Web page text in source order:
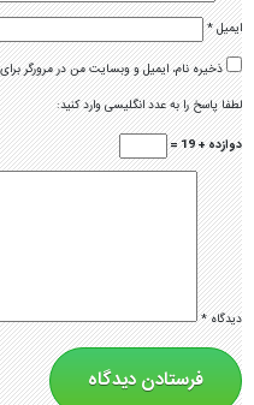
ایمیل*
ذخیره نام، ایمیل و وبسایت من در مرورگر
لطفا پاسخ را به عدد انگلیسی وارد کنید:
دوازده + 19 =
دیدگاه*